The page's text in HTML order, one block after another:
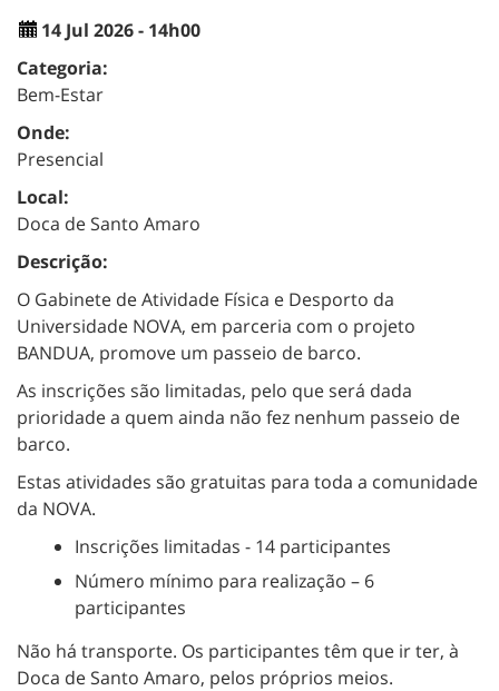
14 Jul 2026 - 14h00
Categoria:
Bem-Estar
Onde:
Presencial
Local:
Doca de Santo Amaro
Descrição:
O Gabinete de Atividade Física e Desporto da
Universidade NOVA, em parceria com o projeto
BANDUA, promove um passeio de barco.
As inscrições são limitadas, pelo que será dada
prioridade a quem ainda não fez nenhum passeio de
barco.
Estas atividades são gratuitas para toda a comunidade
da NOVA.
Inscrições limitadas - 14 participantes
Número mínimo para realização – 6
participantes
Não há transporte. Os participantes têm que ir ter, à
Doca de Santo Amaro, pelos próprios meios.